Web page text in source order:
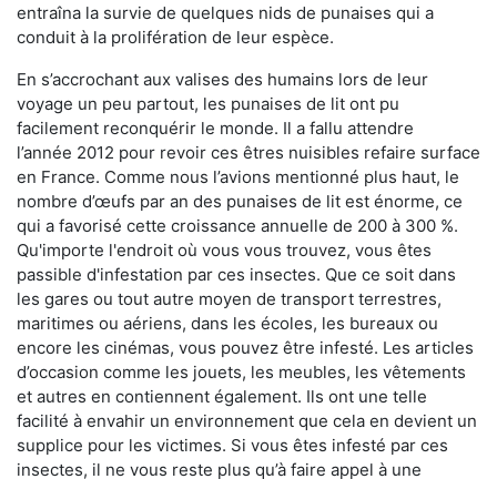
entraîna la survie de quelques nids de punaises qui a
conduit à la prolifération de leur espèce.
En s’accrochant aux valises des humains lors de leur
voyage un peu partout, les punaises de lit ont pu
facilement reconquérir le monde. Il a fallu attendre
l’année 2012 pour revoir ces êtres nuisibles refaire surface
en France. Comme nous l’avions mentionné plus haut, le
nombre d’œufs par an des punaises de lit est énorme, ce
qui a favorisé cette croissance annuelle de 200 à 300 %.
Qu'importe l'endroit où vous vous trouvez, vous êtes
passible d'infestation par ces insectes. Que ce soit dans
les gares ou tout autre moyen de transport terrestres,
maritimes ou aériens, dans les écoles, les bureaux ou
encore les cinémas, vous pouvez être infesté. Les articles
d’occasion comme les jouets, les meubles, les vêtements
et autres en contiennent également. Ils ont une telle
facilité à envahir un environnement que cela en devient un
supplice pour les victimes. Si vous êtes infesté par ces
insectes, il ne vous reste plus qu’à faire appel à une